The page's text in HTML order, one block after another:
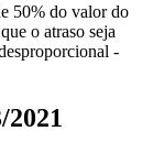
50% do valor do
o atraso seja
-